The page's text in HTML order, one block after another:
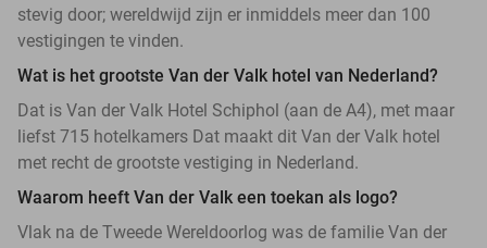
stevig door; wereldwijd zijn er inmiddels meer dan 100
vestigingen te vinden.
Wat is het grootste Van der Valk hotel van Nederland?
Dat is Van der Valk Hotel Schiphol (aan de A4), met maar
liefst 715 hotelkamers Dat maakt dit Van der Valk hotel
met recht de grootste vestiging in Nederland.
Waarom heeft Van der Valk een toekan als logo?
Vlak na de Tweede Wereldoorlog was de familie Van der